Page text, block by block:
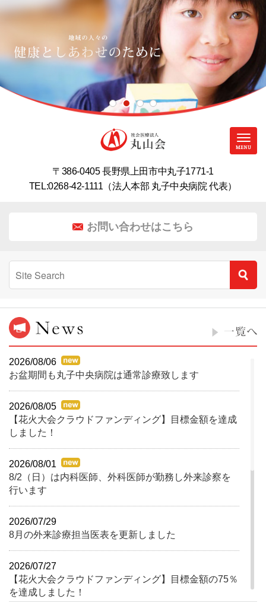
〒386-0405 長野県上田市中丸子1771-1
TEL:0268-42-1111（法人本部 丸子中央病院 代表）
お問い合わせはこちら
2026/08/06
お盆期間も丸子中央病院は通常診療致します
2026/08/05
【花火大会クラウドファンディング】目標金額を達成
しました！
2026/08/01
8/2（日）は内科医師、外科医師が勤務し外来診察を
行います
2026/07/29
8月の外来診療担当医表を更新しました
2026/07/27
【花火大会クラウドファンディング】目標金額の75％
を達成しました！